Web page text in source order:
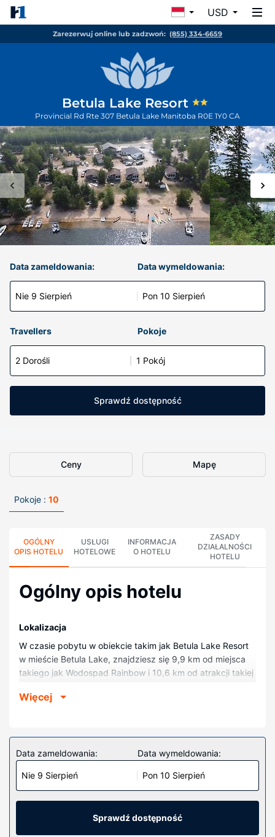
USD
Zarezerwuj online lub zadzwoń: (855) 334-6659
Betula Lake Resort
Provincial Rd Rte 307 Betula Lake Manitoba R0E 1Y0 CA
Data zameldowania:
Nie 9 Sierpień
Data wymeldowania:
Pon 10 Sierpień
Travellers Pokoje
2 Dorośli 1 Pokój
Sprawdź dostępność
Ceny Mapę
Pokoje : 10
OGÓLNY
OPIS HOTELU
USŁUGI
HOTELOWE
INFORMACJA
O HOTELU
ZASADY
DZIAŁALNOŚCI
HOTELU
Ogólny opis hotelu
Lokalizacja
W czasie pobytu w obiekcie takim jak Betula Lake Resort
w mieście Betula Lake, znajdziesz się 9,9 km od miejsca
takiego jak Wodospad Rainbow i 10,6 km od atrakcji takiej
(przy plaży) znajduje się 20,5 km od atrakcji takiej jak
Poczuj się jak w domu w 10 klimatyzowanych pokojach,
których wyposażenie to aneksy kuchenne
(pełnowymiarowa lodówka i zamrażarka i piekarniki).
Bezpłatny bezprzewodowy dostęp do internetu zapewni
łączność ze światem, a telewizja satelitarna — rozrywkę.
Więcej
Data zameldowania:
Nie 9 Sierpień
Data wymeldowania:
Pon 10 Sierpień
Sprawdź dostępność